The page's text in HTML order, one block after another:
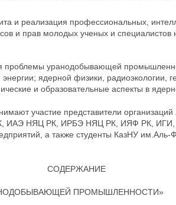
и реализация профессиональных,
и прав молодых ученых и специалистов
проблемы уранодобывающей
ядерной физики, радиоэкологии,
и образовательные аспекты в
участие представители
ИАЭ НЯЦ РК, ИРБЭ НЯЦ РК, ИЯФ РК, ИГИ,
а также студенты КазНУ
СОДЕРЖАНИЕ
ПРОМЫШЛЕННОСТИ»